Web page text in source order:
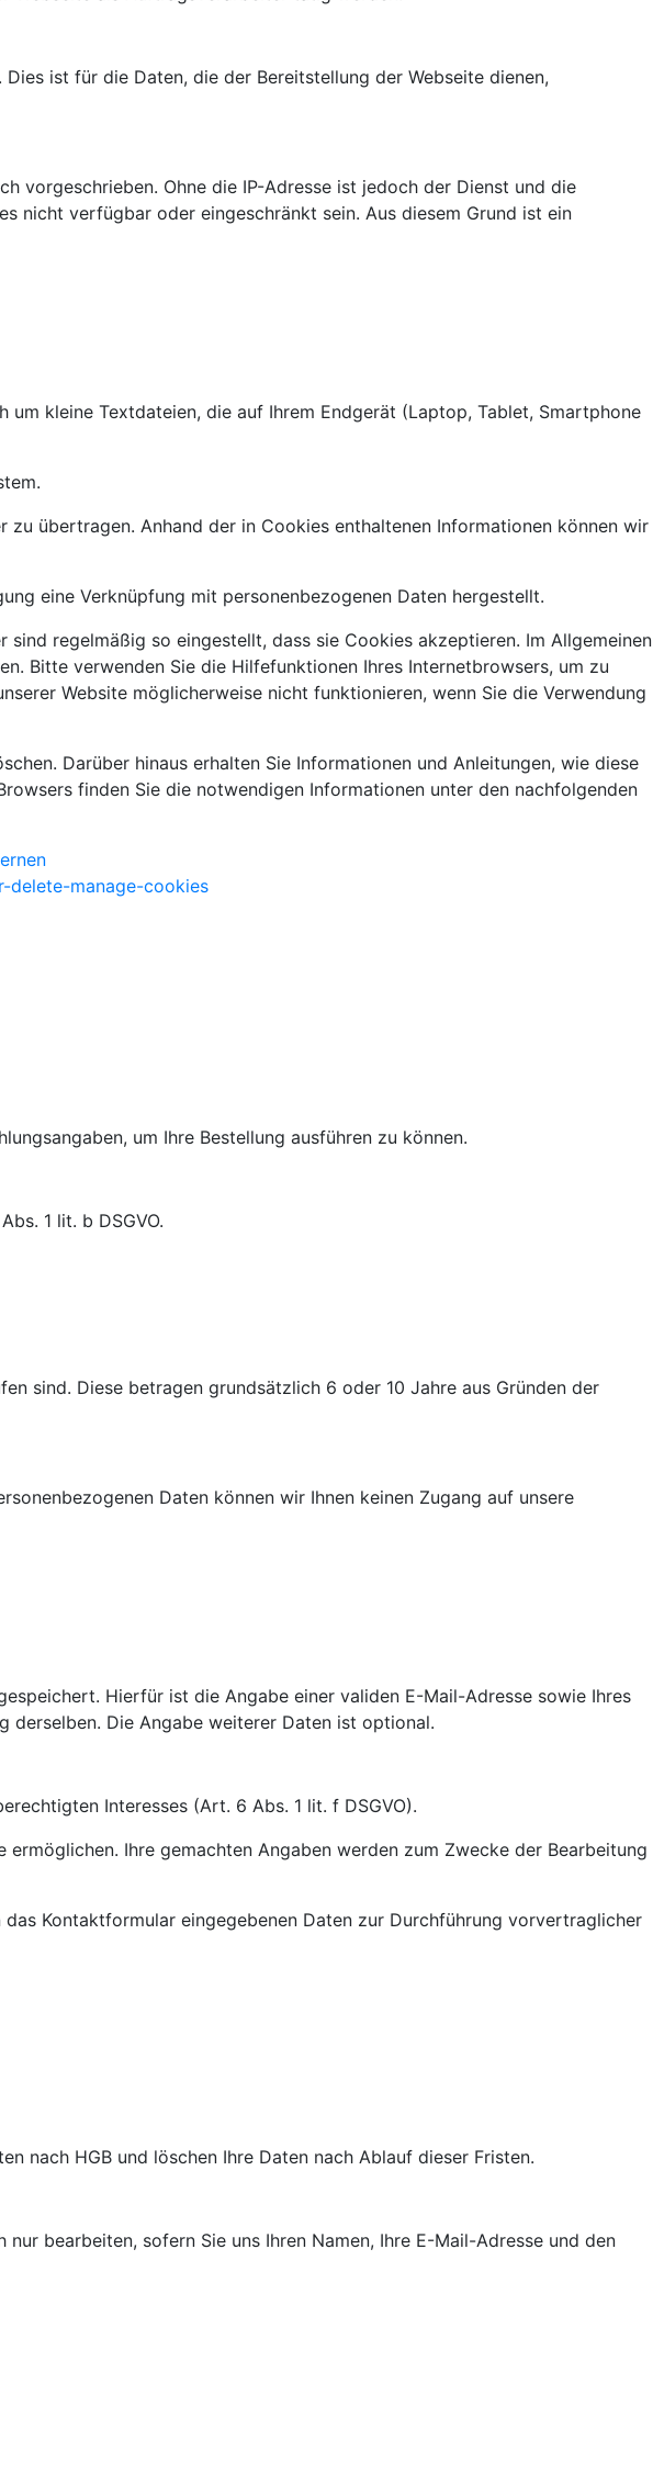
ist für die Daten, die der Bereitstellung der Webseite dienen,
vorgeschrieben. Ohne die IP-Adresse ist jedoch der Dienst und die
nicht verfügbar oder eingeschränkt sein. Aus diesem Grund ist ein
um kleine Textdateien, die auf Ihrem Endgerät (Laptop, Tablet, Smartphone
übertragen. Anhand der in Cookies enthaltenen Informationen können wir
eine Verknüpfung mit personenbezogenen Daten hergestellt.
regelmäßig so eingestellt, dass sie Cookies akzeptieren. Im Allgemeinen
Bitte verwenden Sie die Hilfefunktionen Ihres Internetbrowsers, um zu
Website möglicherweise nicht funktionieren, wenn Sie die Verwendung
Darüber hinaus erhalten Sie Informationen und Anleitungen, wie diese
finden Sie die notwendigen Informationen unter den nachfolgenden
manage-cookies
um Ihre Bestellung ausführen zu können.
1 lit. b DSGVO.
sind. Diese betragen grundsätzlich 6 oder 10 Jahre aus Gründen der
Daten können wir Ihnen keinen Zugang auf unsere
Hierfür ist die Angabe einer validen E-Mail-Adresse sowie Ihres
derselben. Die Angabe weiterer Daten ist optional.
Interesses (Art. 6 Abs. 1 lit. f DSGVO).
Ihre gemachten Angaben werden zum Zwecke der Bearbeitung
Kontaktformular eingegebenen Daten zur Durchführung vorvertraglicher
nach HGB und löschen Ihre Daten nach Ablauf dieser Fristen.
bearbeiten, sofern Sie uns Ihren Namen, Ihre E-Mail-Adresse und den